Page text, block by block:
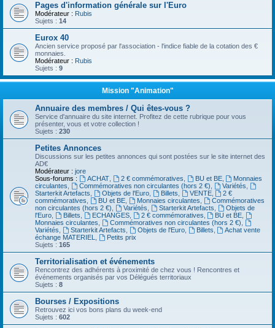
Pages d'information générale sur l'Euro
Modérateur : Rubis
Sujets : 14
Eurox 40
Ancien service proposé par l'association - l'indice fiable de la cotation des €
monnaies.
Modérateur : Rubis
Sujets : 9
Mission "Animation"
Annuaire des membres / Qui êtes-vous ?
Service d'annuaire du site internet. Profitez de cette rubrique pour vous
présenter, vous et votre collection !
Sujets : 230
Petites Annonces
Discussions sur les petites annonces qui sont postées sur le site internet des
AD€
Modérateur : jore
Sous-forums :
ACHAT, 2 € commémoratives BU et BE,
Monnaies
circulantes
Commémoratives non circulantes (hors 2 €) Variétés
Starterkit Artefacts
Objets de l'Euro, Billets VENTE,
2 €
commémoratives
BU et BE, Monnaies circulantes
Commémoratives
non circulantes (hors 2 €)
Variétés Starterkit Artefacts
Objets de
l'Euro
Billets ECHANGES, 2 € commémoratives BU et BE
Monnaies circulantes
Commémoratives non circulantes (hors 2 €)
Variétés
Starterkit Artefacts Objets de l'Euro, Billets
Achat vente
échange MATERIEL
Petits prix
Sujets : 165
Territorialisation et événements
Rencontrez des adhérents à proximité de chez vous ! Rencontres et
événements organisés par vos Délégués territoriaux
Sujets : 8
Bourses / Expositions
Retrouvez ici vos bons plans du week-end
Sujets : 602